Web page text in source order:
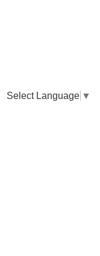
Select Language ▼